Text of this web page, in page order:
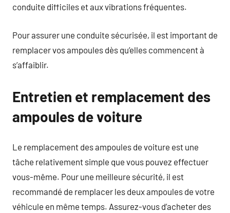
conduite difficiles et aux vibrations fréquentes.
Pour assurer une conduite sécurisée, il est important de
remplacer vos ampoules dès qu’elles commencent à
s’affaiblir.
Entretien et remplacement des
ampoules de voiture
Le remplacement des ampoules de voiture est une
tâche relativement simple que vous pouvez effectuer
vous-même. Pour une meilleure sécurité, il est
recommandé de remplacer les deux ampoules de votre
véhicule en même temps. Assurez-vous d’acheter des